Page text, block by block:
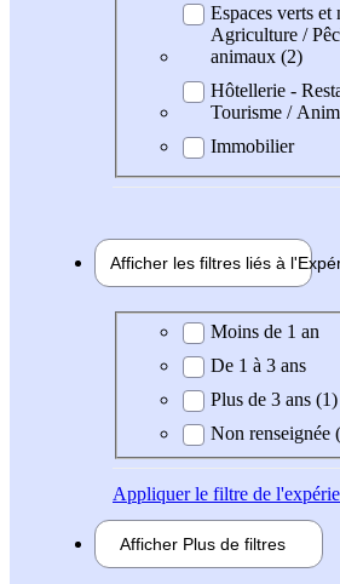
Espaces verts et
Agriculture /
animaux (2)
Hôtellerie -
Tourisme /
Immobilier
Afficher les filtres liés à l'
Expérience demandée
Moins de 1 an
De 1 à 3 ans
Plus de 3 ans (1)
Non renseignée
Appliquerle filtre de
Afficher Plus de filtres